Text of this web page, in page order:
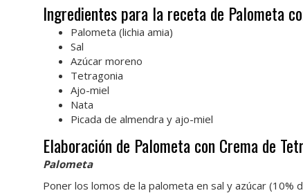
Ingredientes para la receta de Palometa
Palometa (lichia amia)
Sal
Azúcar moreno
Tetragonia
Ajo-miel
Nata
Picada de almendra y ajo-miel
Elaboración de Palometa con Crema de
Palometa
Poner los lomos de la palometa en sal y azúcar (10%